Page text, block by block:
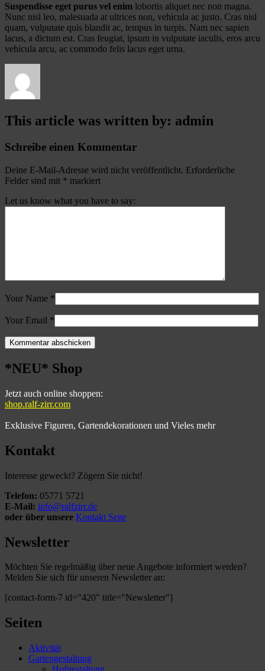
Suspendisse eget purus vel enim lobortis aliquet nec non magna.
Nunc nisl leo, malesuada at ultrices non, vehicula ac justo. Cras nisl
quam, vulputate quis blandit ac, tempus in turpis. Nam nec sapien
lacus, a dictum est. Cras feugiat, ipsum in vulputate iaculis, eros arcu
vehicula arcu, ac commodo felis lacus eget urna.
This article was written by: admin
Schreibe einen Kommentar
Deine E-Mail-Adresse wird nicht veröffentlicht. Erforderliche
Felder sind mit * markiert
Let us know what you have to say:
Your Name *
Your Email *
*NEU* Shop
Jetzt auch online shoppen:
shop.ralf-zirr.com
Exklusive Figuren, Gartendekorationen und Vieles mehr
Kontakt
Interesse geweckt? Zögern Sie nicht!
Telefon: 05771 5721
E-Mail: info@ralfzirr.de
oder über unsere Kontakt Seite
Newsletter
Möchten Sie regelmäßig über neue Angebote informiert werden?
Melden Sie sich für unseren Newsletter an:
[contact-form-7 id="420" title="Newsletter"]
Seiten
Aktivität
Gartengestaltung